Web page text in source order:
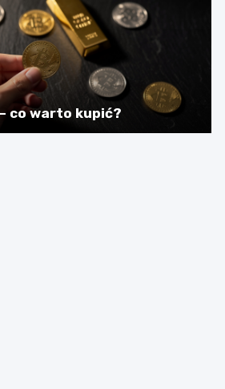
co warto kupić?